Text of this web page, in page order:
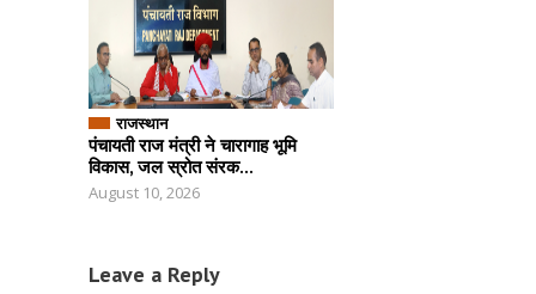
राजस्थान
पंचायती राज मंत्री ने चारागाह भूमि
विकास, जल स्रोत संरक...
August 10, 2026
Leave a Reply